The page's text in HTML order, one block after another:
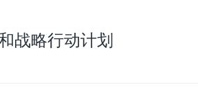
战略行动计划